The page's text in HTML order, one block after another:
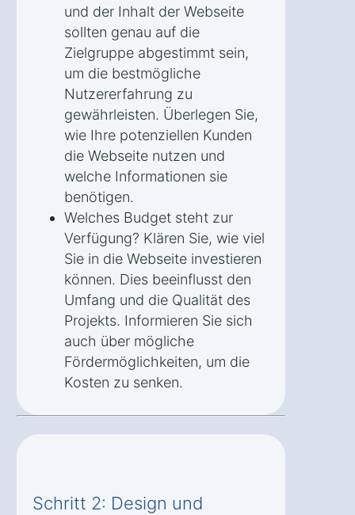
und der Inhalt der Webseite
sollten genau auf die
Zielgruppe abgestimmt sein,
um die bestmögliche
Nutzererfahrung zu
gewährleisten. Überlegen Sie,
wie Ihre potenziellen Kunden
die Webseite nutzen und
welche Informationen sie
benötigen.
Welches Budget steht zur
Verfügung? Klären Sie, wie viel
Sie in die Webseite investieren
können. Dies beeinflusst den
Umfang und die Qualität des
Projekts. Informieren Sie sich
auch über mögliche
Fördermöglichkeiten, um die
Kosten zu senken.
Schritt 2: Design und